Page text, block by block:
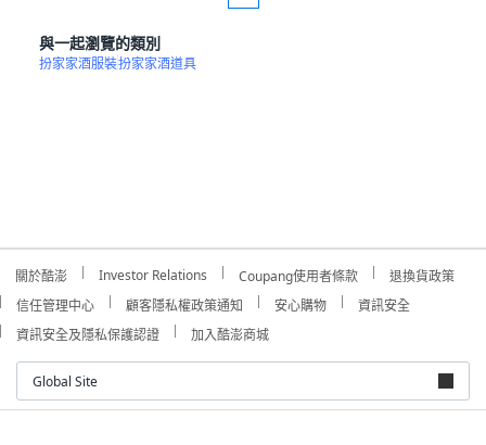
與一起瀏覽的類別
扮家家酒服裝扮家家酒道具
關於酷澎 Investor Relations Coupang使用者條款
退換貨政策
信任管理中心
顧客隱私權政策通知 安心購物
資訊安全
資訊安全及隱私保護認證
加入酷澎商城
Global Site